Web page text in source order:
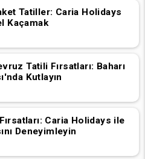
Tatiller: Caria Holidays
Kaçamak
Tatili Fırsatları: Baharı
Kutlayın
Caria Holidays ile
Deneyimleyin